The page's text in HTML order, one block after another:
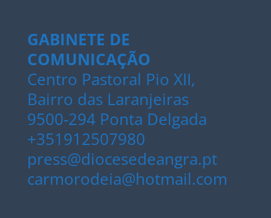
GABINETE DE
COMUNICAÇÃO
Centro Pastoral Pio XII,
Bairro das Laranjeiras
9500-294 Ponta Delgada
+351912507980
press@diocesedeangra.pt
carmorodeia@hotmail.com